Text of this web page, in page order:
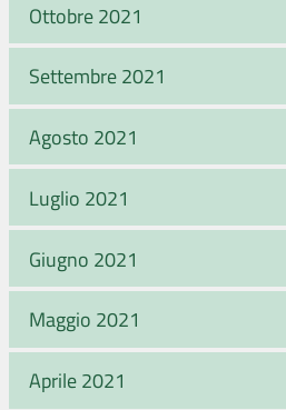
Ottobre 2021
Settembre 2021
Agosto 2021
Luglio 2021
Giugno 2021
Maggio 2021
Aprile 2021